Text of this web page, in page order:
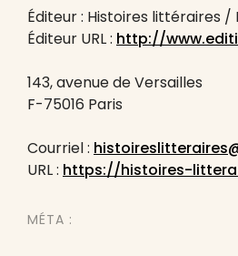
Éditeur : Histoires littéraires /
Éditeur URL : http://
143, avenue de Versailles
F-75016 Paris
Courriel :
URL : https://histoires-
MÉTA :